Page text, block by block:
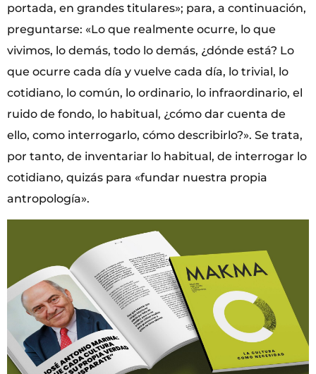
portada, en grandes titulares»; para, a continuación,
preguntarse: «Lo que realmente ocurre, lo que
vivimos, lo demás, todo lo demás, ¿dónde está? Lo
que ocurre cada día y vuelve cada día, lo trivial, lo
cotidiano, lo común, lo ordinario, lo infraordinario, el
ruido de fondo, lo habitual, ¿cómo dar cuenta de
ello, como interrogarlo, cómo describirlo?». Se trata,
por tanto, de inventariar lo habitual, de interrogar lo
cotidiano, quizás para «fundar nuestra propia
antropología».